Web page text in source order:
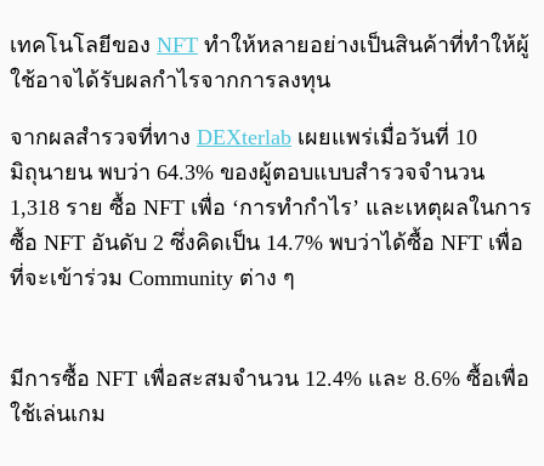
เทคโนโลยีของ NFT ทำให้หลายอย่างเป็นสินค้าที่ทำให้ผู้
ใช้อาจได้รับผลกำไรจากการลงทุน
จากผลสำรวจที่ทาง DEXterlab เผยแพร่เมื่อวันที่ 10
มิถุนายน พบว่า 64.3% ของผู้ตอบแบบสำรวจจำนวน
1,318 ราย ซื้อ NFT เพื่อ ‘การทำกำไร’ และเหตุผลในการ
ซื้อ NFT อันดับ 2 ซึ่งคิดเป็น 14.7% พบว่าได้ซื้อ NFT เพื่อ
ที่จะเข้าร่วม Community ต่าง ๆ
มีการซื้อ NFT เพื่อสะสมจำนวน 12.4% และ 8.6% ซื้อเพื่อ
ใช้เล่นเกม